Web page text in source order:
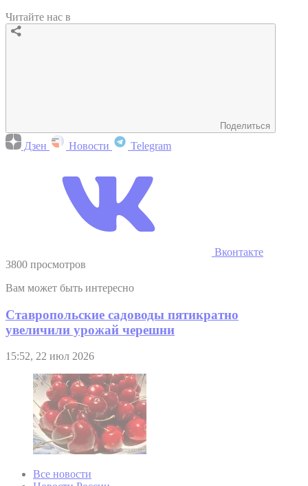
Читайте нас в
Поделиться
Дзен Новости Telegram
Вконтакте
3800 просмотров
Вам может быть интересно
Ставропольские садоводы пятикратно
увеличили урожай черешни
15:52, 22 июл 2026
Все новости